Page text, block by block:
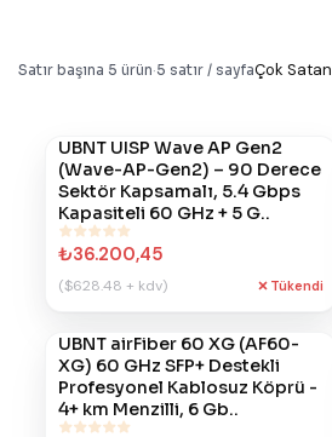
Satır başına 5 ürün·5 satır / sayfaÇok Satan
882
UBNT UISP Wave AP Gen2
(Wave-AP-Gen2) – 90 Derece
Sektör Kapsamalı, 5.4 Gbps
Kapasiteli 60 GHz + 5 G..
₺36.200,45
($628.48 + kdv) Tükendi
876
UBNT airFiber 60 XG (AF60-
XG) 60 GHz SFP+ Destekli
Profesyonel Kablosuz Köprü -
4+ km Menzilli, 6 Gb..